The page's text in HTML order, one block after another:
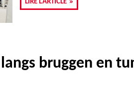
LIRE L'ARTICLE
bruggen en